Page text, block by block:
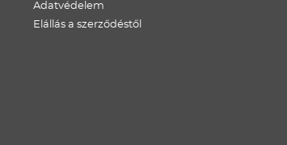
Adatvédelem
Elállás a szerződéstől